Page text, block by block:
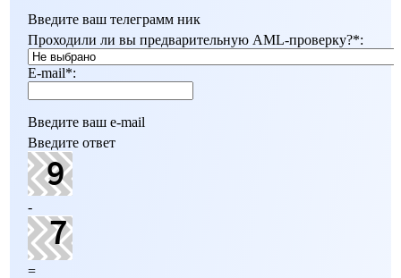
Введите ваш телеграмм ник
Проходили ли вы предварительную AML-проверку?*:
E-mail*:
Введите ваш e-mail
Введите ответ
-
=